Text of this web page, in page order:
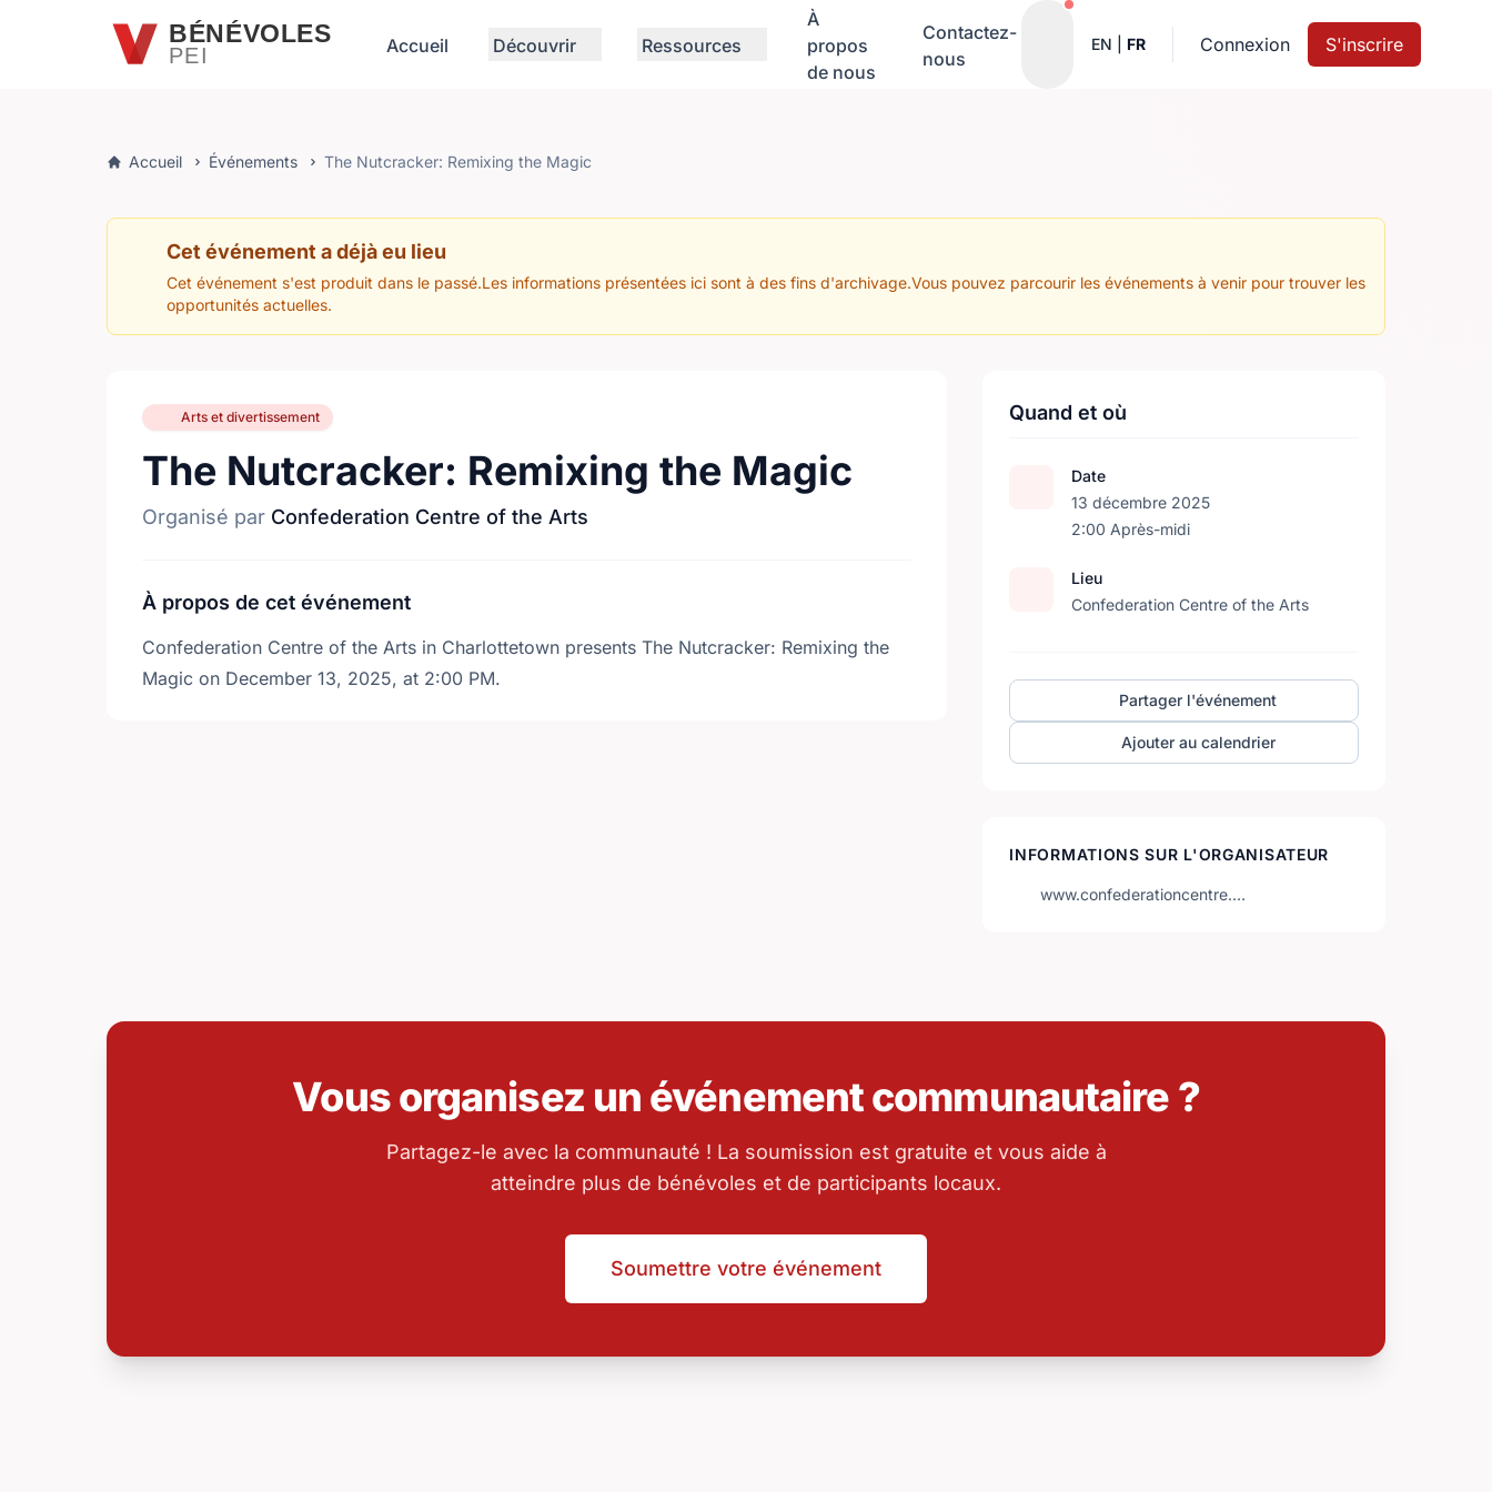
Passer au contenu principalBÉNÉVOLES
PEI Accueil Découvrir Ressources
À
propos
de nous
Contactez-
nous
Notifications actives
EN FR Connexion S'inscrire
Accueil Événements The Nutcracker: Remixing the Magic
Cet événement a déjà eu lieu
Cet événement s'est produit dans le passé.Les informations présentées ici sont à des fins d'archivage.Vous pouvez parcourir les événements à venir pour trouver les
opportunités actuelles.
Arts et divertissement
The Nutcracker: Remixing the Magic
Organisé par Confederation Centre of the Arts
À propos de cet événement
Confederation Centre of the Arts in Charlottetown presents The Nutcracker: Remixing the
Magic on December 13, 2025, at 2:00 PM.
Quand et où
Date
13 décembre 2025
2:00 Après-midi
Lieu
Confederation Centre of the Arts
Partager l'événement
Ajouter au calendrier
INFORMATIONS SUR L'ORGANISATEUR
www.confederationcentre.…
Vous organisez un événement communautaire ?
Partagez-le avec la communauté ! La soumission est gratuite et vous aide à
atteindre plus de bénévoles et de participants locaux.
Soumettre votre événement